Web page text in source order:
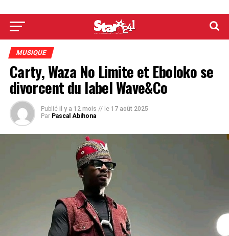
MUSIQUE
Carty, Waza No Limite et Eboloko se
divorcent du label Wave&Co
Publié il y a 12 mois // le 17 août 2025
Par Pascal Abihona